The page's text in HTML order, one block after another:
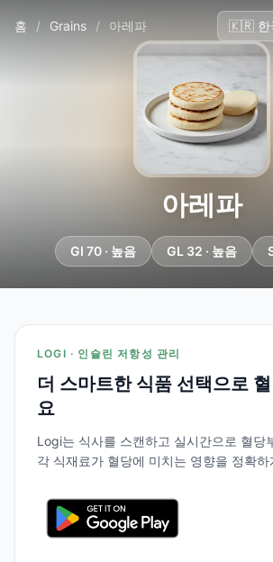
홈 / Grains / 아레파
아레파
GI 70 · 높음 GL 32 · 높음
LOGI · 인슐린 저항성 관리
더 스마트한 식품 선택으로
요
Logi는 식사를 스캔하고 실시간으로 혈당
각 식재료가 혈당에 미치는 영향을 정확